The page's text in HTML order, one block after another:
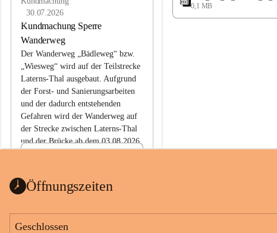
30.07.2026
Kundmachung Sperre
Wanderweg
Der Wanderweg „Bädleweg“ bzw.
„Wiesweg“ wird auf der Teilstrecke
Laterns-Thal ausgebaut. Aufgrund
der Forst- und Sanierungsarbeiten
und der dadurch entstehenden
Gefahren wird der Wanderweg auf
der Strecke zwischen Laterns-Thal
und der Brücke ab dem 03.08.2026
ht
1 Seite•0,1 MB
e
0,1 MB
Öffnungszeiten
Geschlossen